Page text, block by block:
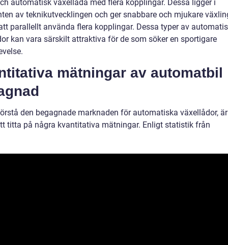
automatisk växellåda med flera kopplingar. Dessa ligger i
av teknikutvecklingen och ger snabbare och mjukare
parallellt använda flera kopplingar. Dessa typer av
kan vara särskilt attraktiva för de som söker en sportigare
mätningar av automatbil
den begagnade marknaden för automatiska växellådor,
titta på några kvantitativa mätningar. Enligt statistik från